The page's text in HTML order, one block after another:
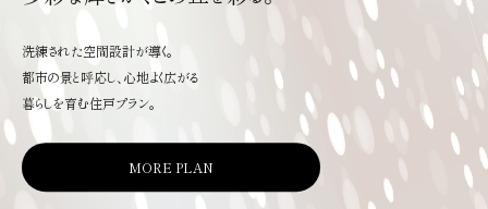
洗練された空間設計が導く。
都市の景と呼応し、心地よく広がる
暮らしを育む住戸プラン。
MORE PLAN